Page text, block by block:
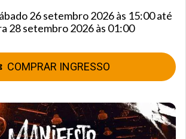
28 setembro 2026 às 01:00
COMPRAR INGRESSO